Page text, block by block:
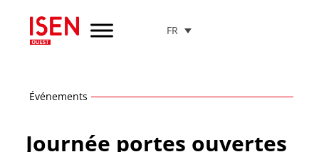
contenu
FR
Événements
Journée portes ouvertes